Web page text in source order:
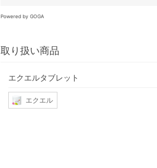
Powered by GOGA
取り扱い商品
エクエルタブレット
エクエル